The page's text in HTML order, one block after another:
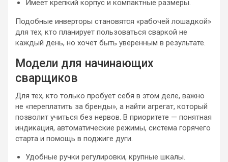
Имеет крепкий корпус и компактные размеры.
Подобные инверторы становятся «рабочей лошадкой»
для тех, кто планирует пользоваться сваркой не
каждый день, но хочет быть уверенным в результате.
Модели для начинающих
сварщиков
Для тех, кто только пробует себя в этом деле, важно
не «переплатить за бренды», а найти агрегат, который
позволит учиться без нервов. В приоритете — понятная
индикация, автоматические режимы, система горячего
старта и помощь в поджиге дуги.
Удобные ручки регулировки, крупные шкалы.